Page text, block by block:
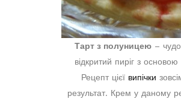
Тарт з полуницею–
відкритий пиріг з
Рецепт цієї випічки
результат. Крем у даному